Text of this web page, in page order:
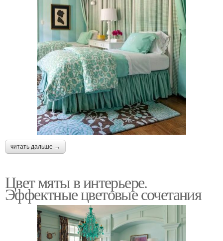
читать дальше →
Цвет мяты в интерьере.
Эффектные цветовые сочетания